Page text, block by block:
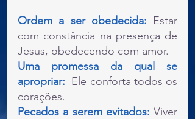
Ordem a ser obedecida: Estar
com constância na presença de
Jesus, obedecendo com amor.
Uma promessa da qual se
apropriar: Ele conforta todos os
corações.
Pecados a serem evitados: Viver